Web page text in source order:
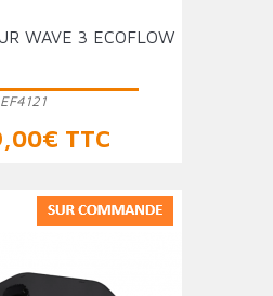
WAVE 3 ECOFLOW
EF4121
TTC